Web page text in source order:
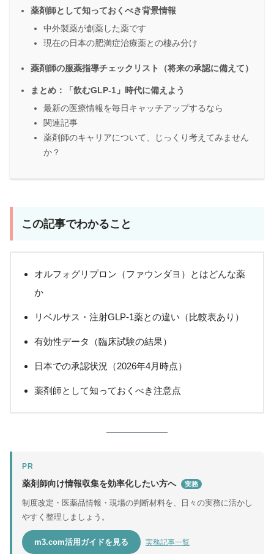
薬剤師として知っておくべき背景情報
中外製薬が創薬した薬です
現在の日本の肥満症治療薬との棲み分け
薬剤師の服薬指導チェックリスト（将来の承認に備えて）
まとめ：「飲むGLP-1」時代に備えよう
最新の医療情報を毎日キャッチアップするなら
関連記事
薬剤師のキャリアについて、じっくり考えてみません
か？
この記事でわかること
オルフォグリプロン（ファウンダヨ）とはどんな薬
か
リベルサス・注射GLP-1薬との違い（比較表あり）
有効性データ（臨床試験の結果）
日本での承認状況（2026年4月時点）
薬剤師として知っておくべき注意点
PR
薬剤師向け情報収集を効率化したい方へ 実務
制度改定・医薬品情報・現場の判断材料を、日々の実務に活かし
やすく整理しましょう。
m3.com活用ガイドを見る 実務記事一覧